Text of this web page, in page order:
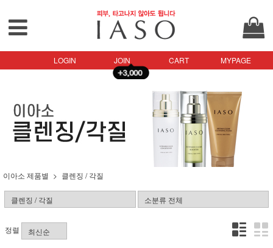
LOGIN JOIN CART MYPAGE
이아소 제품별 클렌징 / 각질
정렬